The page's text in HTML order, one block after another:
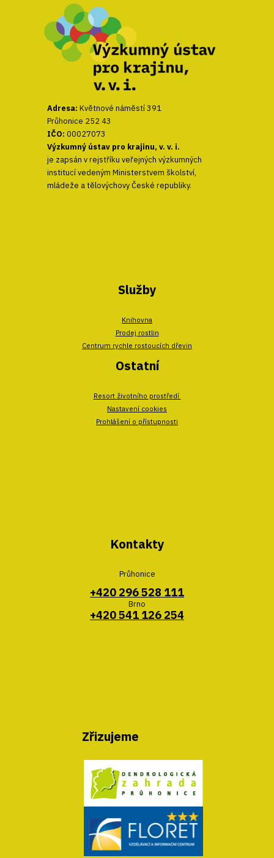
Adresa: Květnové náměstí 391
Průhonice 252 43
IČO: 00027073
Výzkumný ústav pro krajinu, v. v. i.
je zapsán v rejstříku veřejných výzkumných
institucí vedeným Ministerstvem školství,
mládeže a tělovýchovy České republiky.
Služby
Knihovna
Prodej rostlin
Centrum rychle rostoucích dřevin
Ostatní
Resort životního prostředí
Nastavení cookies
Prohlášení o přístupnosti
Kontakty
Průhonice
+420 296 528 111
Brno
+420 541 126 254
Zřizujeme